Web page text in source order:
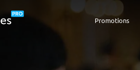
Promotions